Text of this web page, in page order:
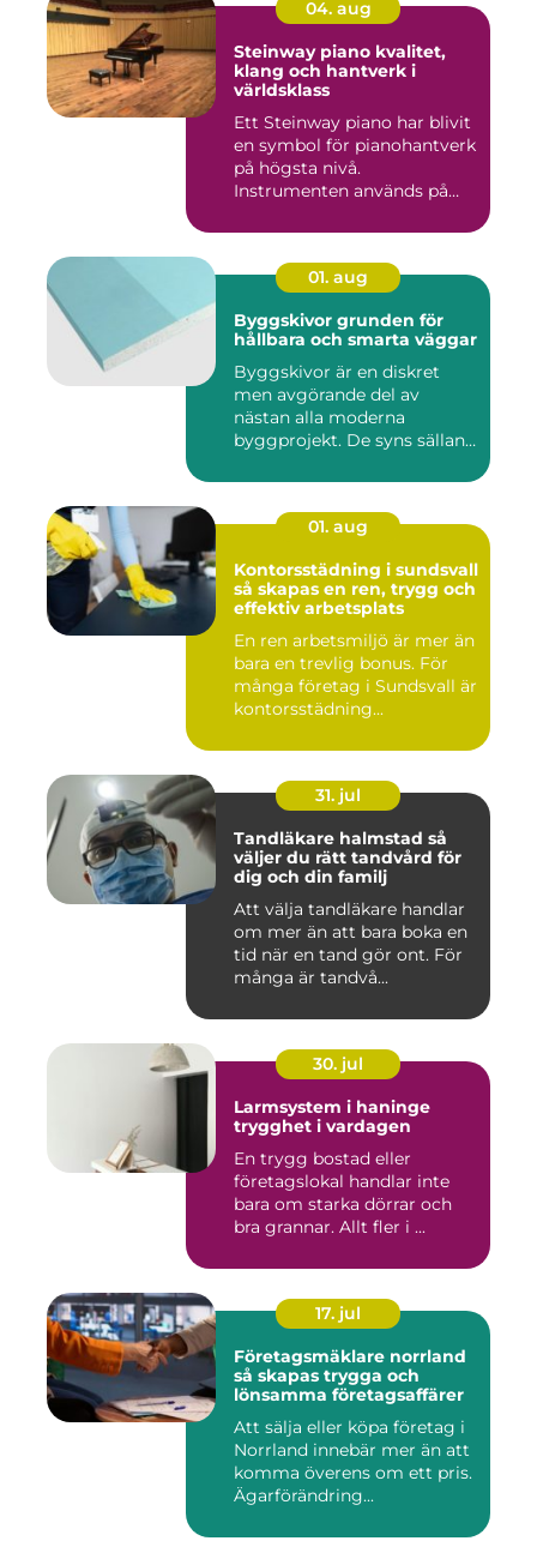
04. aug
Steinway piano kvalitet,
klang och hantverk i
världsklass
Ett Steinway piano har blivit
en symbol för pianohantverk
på högsta nivå.
Instrumenten används på
01. aug
Byggskivor grunden för
hållbara och smarta väggar
Byggskivor är en diskret
men avgörande del av
nästan alla moderna
byggprojekt. De syns sällan
01. aug
Kontorsstädning i sundsvall
så skapas en ren, trygg och
effektiv arbetsplats
En ren arbetsmiljö är mer än
bara en trevlig bonus. För
många företag i Sundsvall är
kontorsstädning...
31. jul
Tandläkare halmstad så
väljer du rätt tandvård för
dig och din familj
Att välja tandläkare handlar
om mer än att bara boka en
tid när en tand gör ont. För
många är tandvå...
30. jul
Larmsystem i haninge
trygghet i vardagen
En trygg bostad eller
företagslokal handlar inte
bara om starka dörrar och
bra grannar. Allt fler i ...
17. jul
Företagsmäklare norrland
så skapas trygga och
lönsamma företagsaffärer
Att sälja eller köpa företag i
Norrland innebär mer än att
komma överens om ett pris.
Ägarförändring...